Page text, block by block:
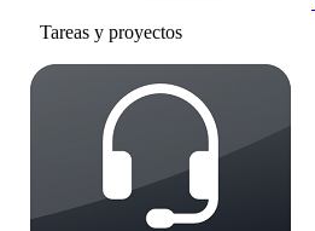
Tareas y proyectos